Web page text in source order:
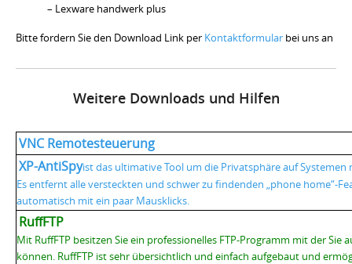
– Lexware handwerk plus
Bitte fordern Sie den Download Link per Kontaktformular bei uns an
Weitere Downloads und Hilfen
VNC Remotesteuerung
XP-AntiSpyist das ultimative Tool um die Privatsphäre auf
Es entfernt alle versteckten und schwer zu findenden „phone home“-
automatisch mit ein paar Mausklicks.
RuffFTP
Mit RuffFTP besitzen Sie ein professionelles FTP-Programm mit der
können. RuffFTP ist sehr übersichtlich und einfach aufgebaut und